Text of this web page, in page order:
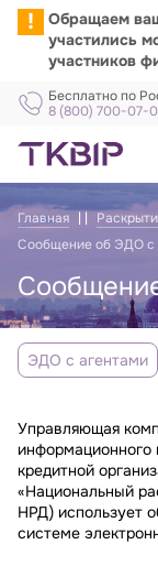
!
Обращаем
участились
участников
Бесплатно по
8 (800) 700-07-
Главная
Сообщение об ЭДО
ЭДО с агентами
Управляющая
кредитной
«Национальный
НРД) использует
системе